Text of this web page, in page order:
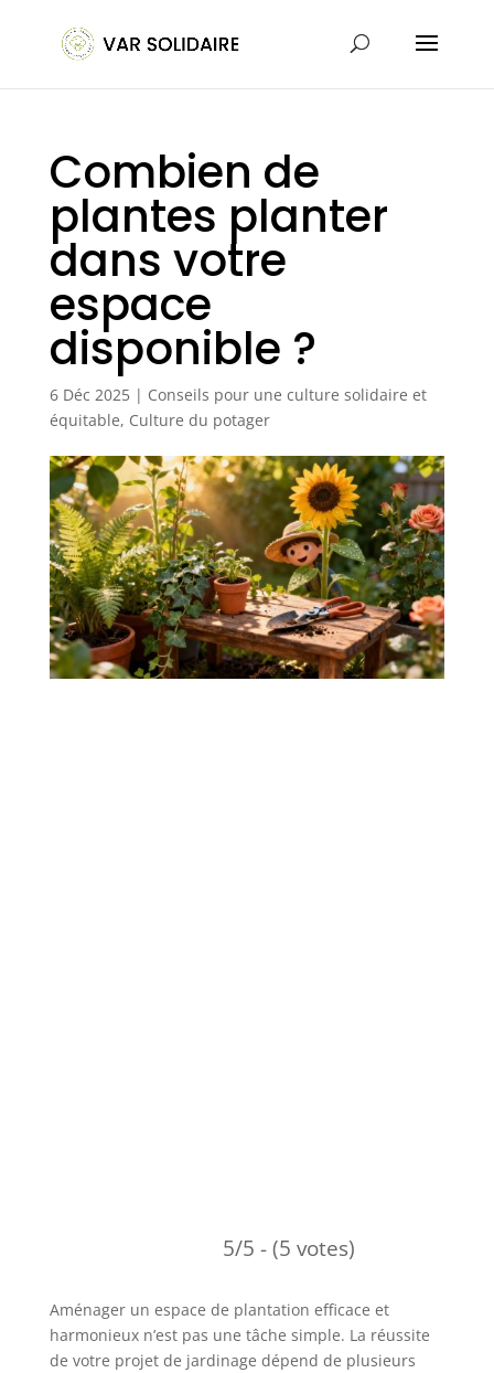
Combien de
plantes planter
dans votre
espace
disponible ?
6 Déc 2025| Conseils pour une culture solidaire et
équitable, Culture du potager
5/5 - (5 votes)
Aménager un espace de plantation efficace et
harmonieux n’est pas une tâche simple. La réussite
de votre projet de jardinage dépend de plusieurs